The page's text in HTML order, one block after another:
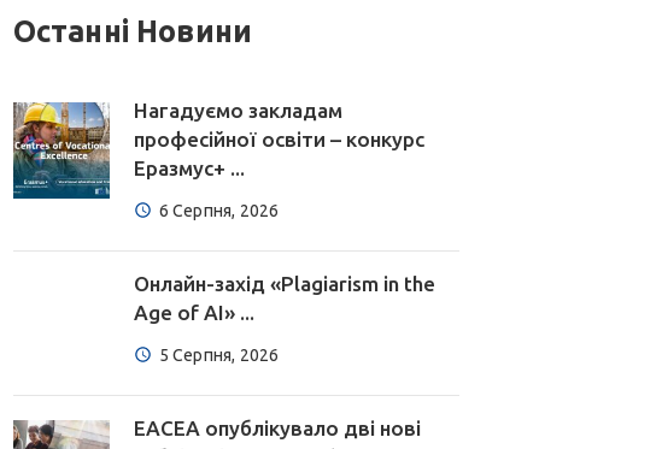
Останні Новини
Нагадуємо закладам
професійної освіти – конкурс
Еразмус+ ...
6 Серпня, 2026
Онлайн-захід «Plagiarism in the
Age of AI» ...
5 Серпня, 2026
EACEA опублікувало дві нові